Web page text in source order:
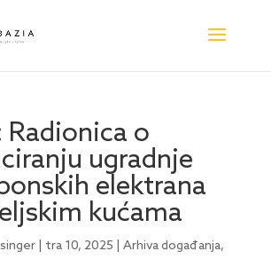
Radionica o
ugradnje
elektrana
kućama
| tra 10, 2025 Arhiva događanja,